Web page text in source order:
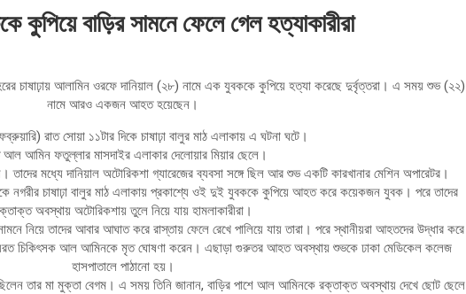
কুপিয়ে বাড়ির সামনে ফেলে গেল হত্যাকারীরা
চাষাঢ়ায় আলামিন ওরফে দানিয়াল (২৮) নামে এক যুবককে কুপিয়ে হত্যা করেছে দুর্বৃত্তরা। এ সময় শুভ (২২)
নামে আরও একজন আহত হয়েছেন।
রাত সোয়া ১১টার দিকে চাষাঢ়া বালুর মাঠ এলাকায় এ ঘটনা ঘটে।
আল আমিন ফতুল্লার মাসদাইর এলাকার দেলোয়ার মিয়ার ছেলে।
মধ্যে দানিয়াল অটোরিকশা গ্যারেজের ব্যবসা সঙ্গে ছিল আর শুভ একটি কারখানার মেশিন অপারেটর।
নগরীর চাষাঢ়া বালুর মাঠ এলাকায় প্রকাশ্যে ওই দুই যুবককে কুপিয়ে আহত করে কয়েকজন যুবক। পরে তাদের
অবস্থায় অটোরিকশায় তুলে নিয়ে যায় হামলাকারীরা।
নিয়ে তাদের আবার আঘাত করে রাস্তায় ফেলে রেখে পালিয়ে যায় তারা। পরে স্থানীয়রা আহতদের উদ্ধার করে
চিকিৎসক আল আমিনকে মৃত ঘোষণা করেন। এছাড়া গুরুতর আহত অবস্থায় শুভকে ঢাকা মেডিকেল কলেজ
হাসপাতালে পাঠানো হয়।
তার মা মুক্তা বেগম। এ সময় তিনি জানান, বাড়ির পাশে আল আমিনকে রক্তাক্ত অবস্থায় দেখে ছোট ছেলে